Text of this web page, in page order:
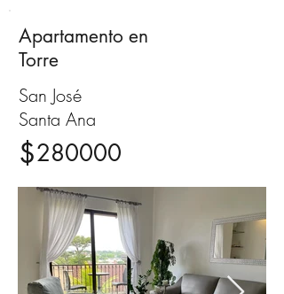
Apartamento en
Torre
San José
Santa Ana
$280000